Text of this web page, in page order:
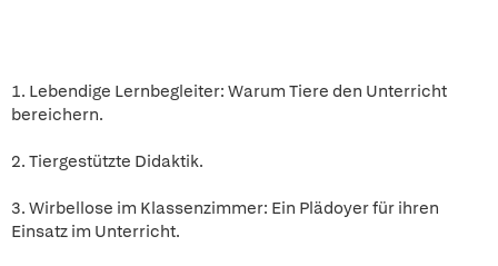
1. Lebendige Lernbegleiter: Warum Tiere den Unterricht
bereichern.
2. Tiergestützte Didaktik.
3. Wirbellose im Klassenzimmer: Ein Plädoyer für ihren
Einsatz im Unterricht.